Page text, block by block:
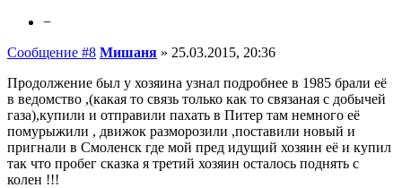
−
Сообщение #8 Мишаня » 25.03.2015, 20:36
Продолжение был у хозяина узнал подробнее в 1985 брали её
в ведомство ,(какая то связь только как то связаная с добычей
газа),купили и отправили пахать в Питер там немного её
помурыжили , движок разморозили ,поставили новый и
пригнали в Смоленск где мой пред идущий хозяин её и купил
так что пробег сказка я третий хозяин осталось поднять с
колен !!!